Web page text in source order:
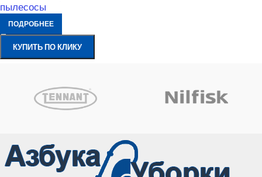
пылесосы
ПОДРОБНЕЕ
КУПИТЬ ПО КЛИКУ